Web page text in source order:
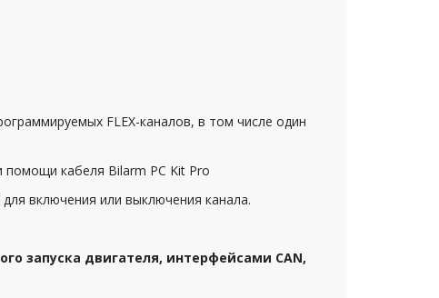
FLEX-каналов, в том числе один
помощи кабеля Bilarm PC Kit Pro
включения или выключения канала.
запуска двигателя, интерфейсами CAN,